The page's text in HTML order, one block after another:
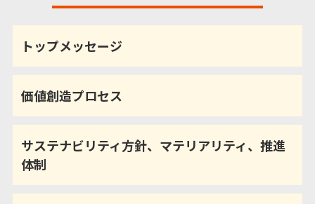
トップメッセージ
価値創造プロセス
サステナビリティ方針、マテリアリティ、推進
体制